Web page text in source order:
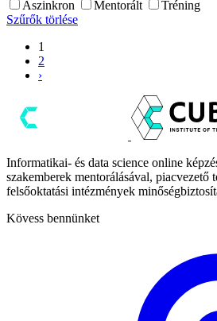
Aszinkron Mentorált
Tréning
Szűrők törlése
1
2
›
Informatikai- és data science online
szakemberek mentorálásával, piacvezető
felsőoktatási intézmények
Kövess bennünket